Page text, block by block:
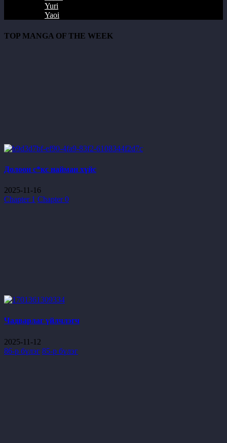
Yuri
Yaoi
TOP MANGA OF THE WEEK
Долоон с*кс найман хүйс
2025-11-16
Chapter 1 Chapter 0
Чадварлаг үйлчлэгч
2025-11-12
86-р бүлэг 85-р бүлэг